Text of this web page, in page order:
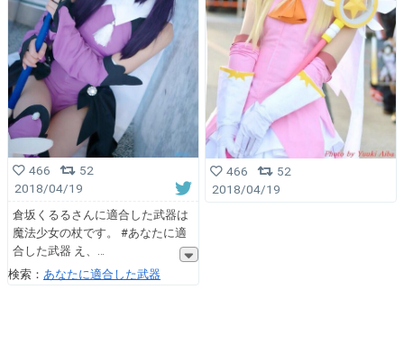
466
52
2018/04/19
倉坂くるるさんに適合した武器は
魔法少女の杖です。 #あなたに適
合した武器 え、
検索： あなたに適合した武器
466
52
2018/04/19